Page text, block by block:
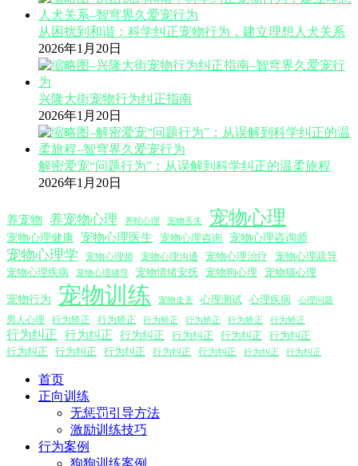
从困扰到和谐：科学纠正宠物行为，建立理想人犬关系
2026年1月20日
兴隆大街宠物行为纠正指南
2026年1月20日
解密爱宠“问题行为”：从误解到科学纠正的温柔旅程
2026年1月20日
养宠物 养宠物心理 养蛇心理 宠物丢失 宠物心理
宠物心理健康 宠物心理医生 宠物心理咨询 宠物心理咨询师
宠物心理学 宠物心理师 宠物心理沟通 宠物心理治疗
宠物心理疏导
宠物心理疾病
宠物心理辅导 宠物情绪安抚 宠物狗心理 宠物猫心理
宠物行为 宠物训练 宠物走丢 心理测试 心理疾病 心理问题
男人心理 行为矫正 行为矫正 行为矫正 行为矫正 行为矫正 行为矫正
行为纠正 行为纠正 行为纠正 行为纠正 行为纠正
行为纠正
行为纠正
行为纠正 行为纠正 行为纠正 行为纠正 行为纠正 行为纠正
首页
正向训练
无惩罚引导方法
激励训练技巧
行为案例
狗狗训练案例